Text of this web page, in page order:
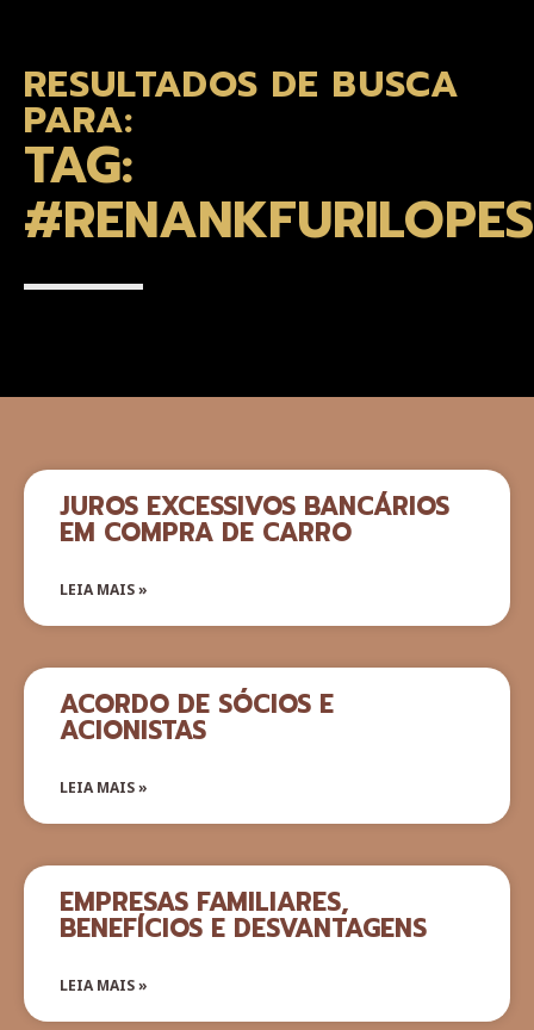
RESULTADOS DE BUSCA
PARA:
TAG:
#RENANKFURILOPES
JUROS EXCESSIVOS BANCÁRIOS
EM COMPRA DE CARRO
LEIA MAIS »
ACORDO DE SÓCIOS E
ACIONISTAS
LEIA MAIS »
EMPRESAS FAMILIARES,
BENEFÍCIOS E DESVANTAGENS
LEIA MAIS »